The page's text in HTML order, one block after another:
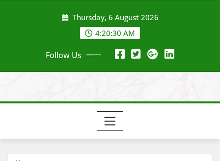
Thursday, 6 August 2026
4:20:32 AM
Follow Us